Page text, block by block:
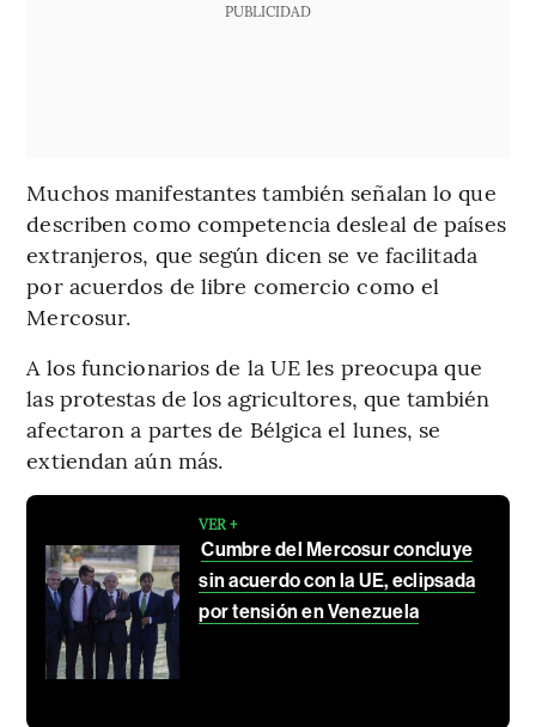
PUBLICIDAD
Muchos manifestantes también señalan lo que
describen como competencia desleal de países
extranjeros, que según dicen se ve facilitada
por acuerdos de libre comercio como el
Mercosur.
A los funcionarios de la UE les preocupa que
las protestas de los agricultores, que también
afectaron a partes de Bélgica el lunes, se
extiendan aún más.
VER +
Cumbre del Mercosur concluye
sin acuerdo con la UE, eclipsada
por tensión en Venezuela